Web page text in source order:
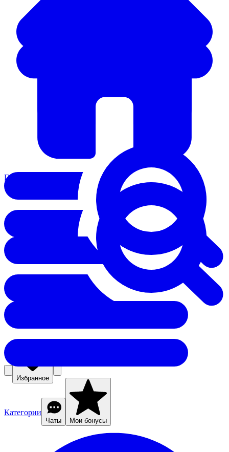
Избранное
Главная
Категории
Чаты Мои бонусы